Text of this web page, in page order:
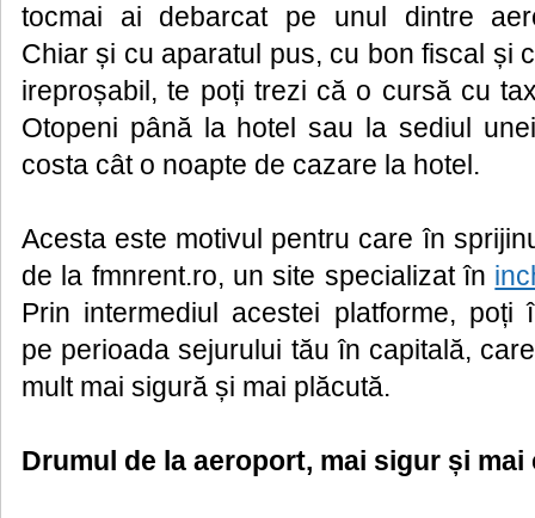
tocmai ai debarcat pe unul dintre
Chiar și cu aparatul pus, cu bon fiscal și
ireproșabil, te poți trezi că o cursă cu
Otopeni până la hotel sau la sediul
costa cât o noapte de cazare la hotel.
Acesta este motivul pentru care în
de la fmnrent.ro, un site specializat în
Prin intermediul acestei platforme, poți
pe perioada sejurului tău în capitală,
mult mai sigură și mai plăcută.
Drumul de la aeroport, mai sigur și